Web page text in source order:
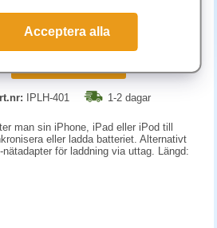
kr (inkl. moms)
IPLH-401 1-2 dagar
man sin iPhone, iPad eller iPod till
eller ladda batteriet. Alternativt
för laddning via uttag. Längd:
Acceptera alla